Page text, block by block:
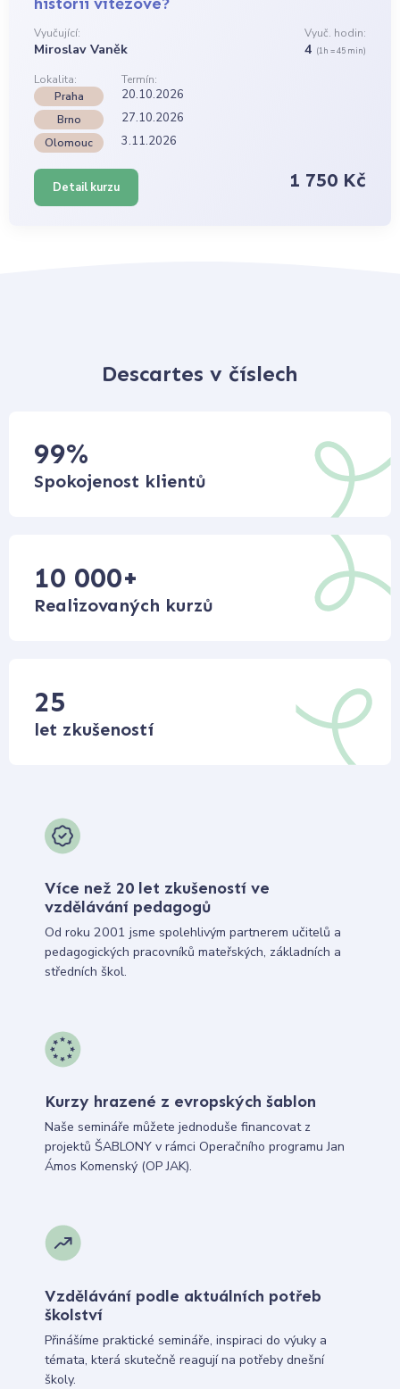
Vyučující:
Miroslav Vaněk
Vyuč. hodin:
4 (1h = 45 min)
Lokalita:
Termín:
Praha
20.10.2026
Brno 27.10.2026
Olomouc 3.11.2026
Detail kurzu 1 750 Kč
Descartes v číslech
99%
Spokojenost klientů
10 000+
Realizovaných kurzů
25
let zkušeností
Více než 20 let zkušeností ve
vzdělávání pedagogů
Od roku 2001 jsme spolehlivým partnerem učitelů a
pedagogických pracovníků mateřských, základních a
středních škol.
Kurzy hrazené z evropských šablon
Naše semináře můžete jednoduše financovat z
projektů ŠABLONY v rámci Operačního programu Jan
Ámos Komenský (OP JAK).
Vzdělávání podle aktuálních potřeb
školství
Přinášíme praktické semináře, inspiraci do výuky a
témata, která skutečně reagují na potřeby dnešní
školy.